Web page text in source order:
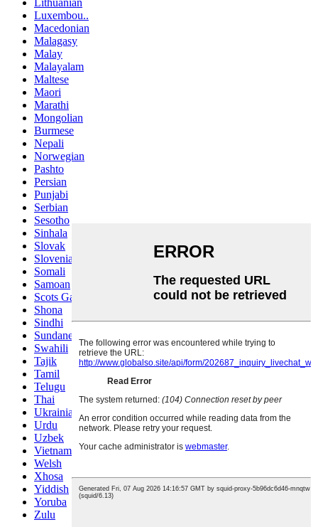
Lithuanian
Luxembou..
Macedonian
Malagasy
Malay
Malayalam
Maltese
Maori
Marathi
Mongolian
Burmese
Nepali
Norwegian
Pashto
Persian
Punjabi
Serbian
Sesotho
Sinhala
Slovak
Slovenian
Somali
Samoan
Scots Gaelic
Shona
Sindhi
Sundanese
Swahili
Tajik
Tamil
Telugu
Thai
Ukrainian
Urdu
Uzbek
Vietnamese
Welsh
Xhosa
Yiddish
Yoruba
Zulu